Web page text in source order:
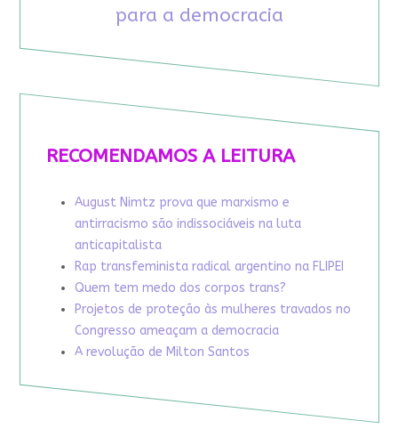
para a democracia
RECOMENDAMOS A LEITURA
August Nimtz prova que marxismo e
antirracismo são indissociáveis na luta
anticapitalista
Rap transfeminista radical argentino na FLIPEI
Quem tem medo dos corpos trans?
Projetos de proteção às mulheres travados no
Congresso ameaçam a democracia
A revolução de Milton Santos